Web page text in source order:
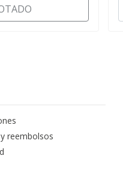
reembolsos